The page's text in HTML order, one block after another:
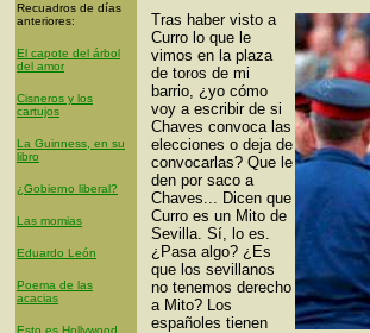
Recuadros de días
anteriores:
El capote del árbol
del amor
Cisneros y los
cartujos
La Guinness, en su
libro
¿Gobierno liberal?
Las momias
Eduardo León
Poema de las
acacias
Esto es Hollywood
Tras haber visto a
Curro lo que le
vimos en la plaza
de toros de mi
barrio, ¿yo cómo
voy a escribir de si
Chaves convoca las
elecciones o deja de
convocarlas? Que le
den por saco a
Chaves... Dicen que
Curro es un Mito de
Sevilla. Sí, lo es.
¿Pasa algo? ¿Es
que los sevillanos
no tenemos derecho
a Mito? Los
españoles tienen